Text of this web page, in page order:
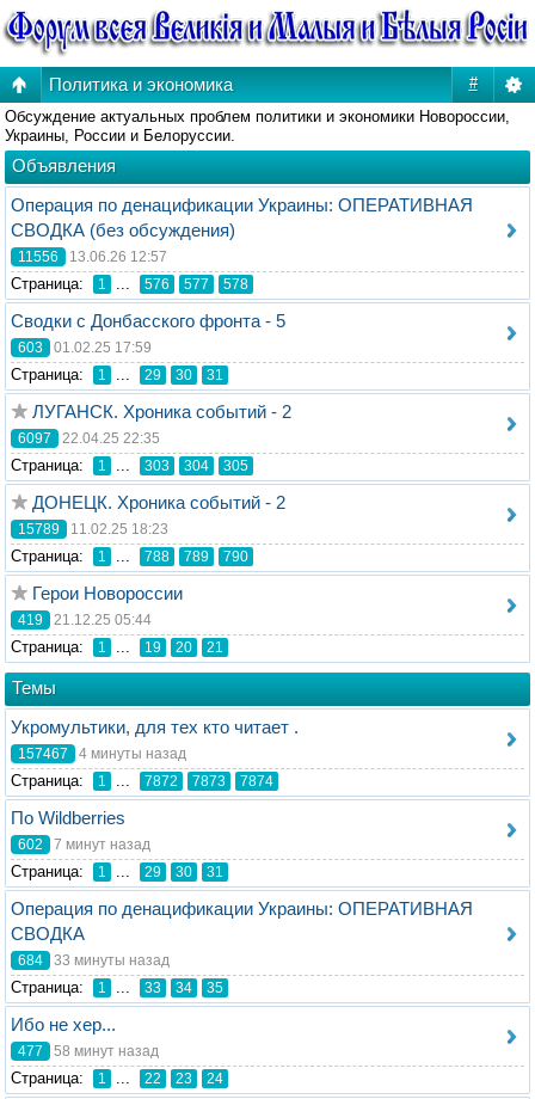
#
Политика и экономика
Обсуждение актуальных проблем политики и экономики Новороссии,
Украины, России и Белоруссии.
Объявления
Операция по денацификации Украины: ОПЕРАТИВНАЯ
СВОДКА (без обсуждения)
11556 13.06.26 12:57
Стрaница: 1 576 577 578
Сводки с Донбасского фронта - 5
603 01.02.25 17:59
Стрaница: 1 29 30 31
ЛУГАНСК. Хроника событий - 2
6097 22.04.25 22:35
Стрaница: 1 303 304 305
ДОНЕЦК. Хроника событий - 2
15789 11.02.25 18:23
Стрaница: 1 788 789 790
Герои Новороссии
419 21.12.25 05:44
Стрaница: 1 19 20 21
Темы
Укромультики, для тех кто читает .
157467 4 минуты назад
Стрaница: 1 7872 7873 7874
По Wildberries
602 7 минут назад
Стрaница: 1 29 30 31
Операция по денацификации Украины: ОПЕРАТИВНАЯ
СВОДКА
684 33 минуты назад
Стрaница: 1 33 34 35
Ибо не хер...
477 58 минут назад
Стрaница: 1 22 23 24